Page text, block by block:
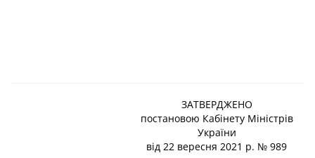
ЗАТВЕРДЖЕНО
постановою Кабінету Міністрів
України
від 22 вересня 2021 р. № 989